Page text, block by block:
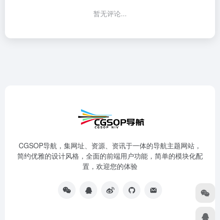
暂无评论...
CGSOP导航，集网址、资源、资讯于一体的导航主题网站，
简约优雅的设计风格，全面的前端用户功能，简单的模块化配
置，欢迎您的体验